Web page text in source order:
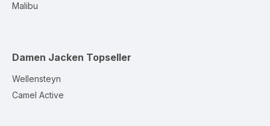
Malibu
Damen Jacken Topseller
Wellensteyn
Camel Active